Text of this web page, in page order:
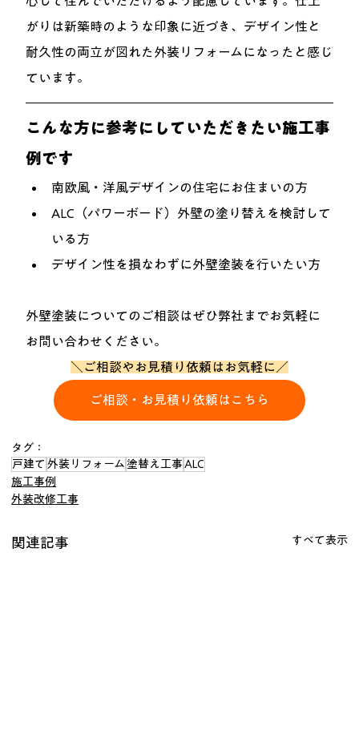
がりは新築時のような印象に近づき、デザイン性と
耐久性の両立が図れた外装リフォームになったと感じ
ています。
こんな方に参考にしていただきたい施工事
例です
南欧風・洋風デザインの住宅にお住まいの方
ALC（パワーボード）外壁の塗り替えを検討して
いる方
デザイン性を損なわずに外壁塗装を行いたい方
外壁塗装についてのご相談はぜひ弊社までお気軽に
お問い合わせください。
＼ご相談やお見積り依頼はお気軽に／
ご相談・お見積り依頼はこちら
タグ：
戸建て 外装リフォーム 塗替え工事 ALC
施工事例
外装改修工事
関連記事 すべて表示